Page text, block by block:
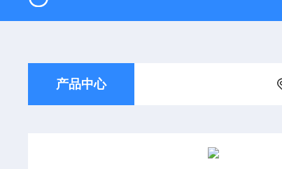
产品中心